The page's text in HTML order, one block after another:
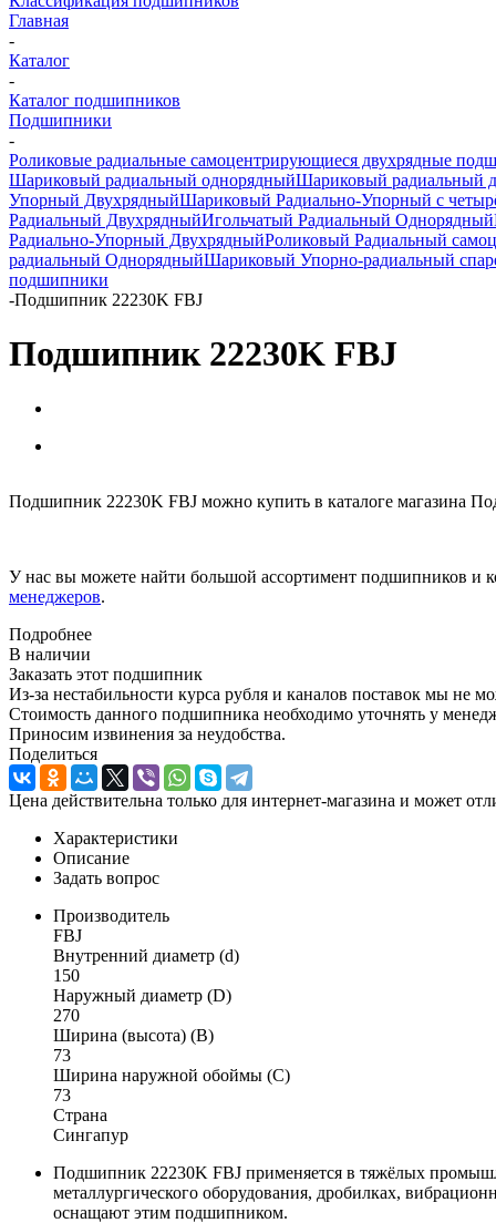
Главная
-
Каталог
-
Каталог подшипников
Подшипники
-
Роликовые радиальные самоцентрирующиеся двухрядные
Шариковый радиальный однорядныйШариковый радиальный
Упорный ДвухрядныйШариковый Радиально-Упорный с
Радиальный ДвухрядныйИгольчатый Радиальный Однорядный
Радиально-Упорный ДвухрядныйРоликовый Радиальный
радиальный ОднорядныйШариковый Упорно-радиальный
подшипники
-Подшипник 22230K FBJ
Подшипник 22230K FBJ
Подшипник 22230K FBJ можно купить в каталоге магазина
У нас вы можете найти большой ассортимент подшипников и
менеджеров.
Подробнее
В наличии
Заказать этот подшипник
Из-за нестабильности курса рубля и каналов поставок мы не
Стоимость данного подшипника необходимо уточнять у
Приносим извинения за неудобства.
Поделиться
Цена действительна только для интернет-магазина и может
Характеристики
Описание
Задать вопрос
Производитель
FBJ
Внутренний диаметр (d)
150
Наружный диаметр (D)
270
Ширина (высота) (B)
73
Ширина наружной обоймы (C)
73
Страна
Сингапур
Подшипник 22230K FBJ применяется в тяжёлых
металлургического оборудования, дробилках,
оснащают этим подшипником.